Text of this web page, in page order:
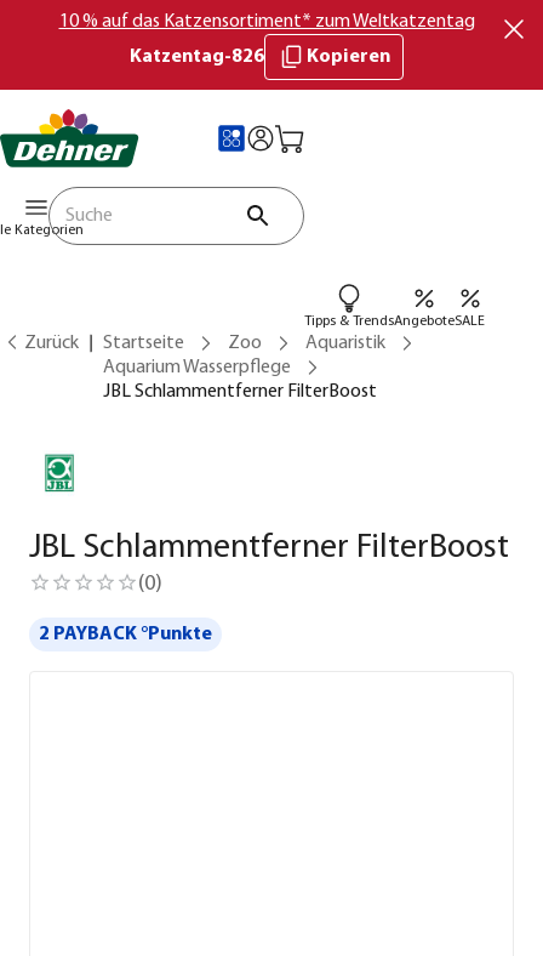
10 % auf das Katzensortiment* zum Weltkatzentag
Katzentag-826
Kopieren
Kategorien
Tipps & TrendsAngeboteSALE
Zurück Startseite Zoo
Aquaristik
Aquarium Wasserpflege
JBL Schlammentferner FilterBoost
JBL Schlammentferner FilterBoost
(0)
2 PAYBACK °Punkte